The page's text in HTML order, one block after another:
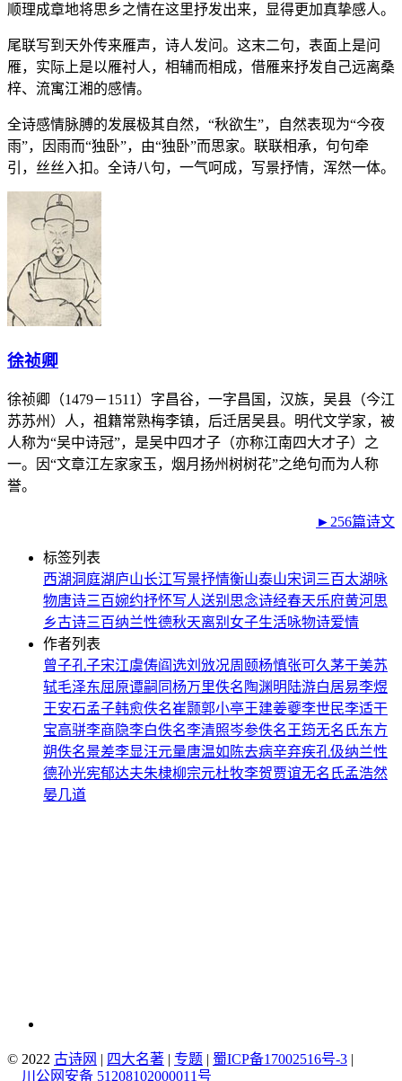
顺理成章地将思乡之情在这里抒发出来，显得更加真挚感人。
尾联写到天外传来雁声，诗人发问。这末二句，表面上是问
雁，实际上是以雁衬人，相辅而相成，借雁来抒发自己远离桑
梓、流寓江湘的感情。
全诗感情脉膊的发展极其自然，“秋欲生”，自然表现为“今夜
雨”，因雨而“独卧”，由“独卧”而思家。联联相承，句句牵
引，丝丝入扣。全诗八句，一气呵成，写景抒情，浑然一体。
徐祯卿
徐祯卿（1479－1511）字昌谷，一字昌国，汉族，吴县（今江
苏苏州）人，祖籍常熟梅李镇，后迁居吴县。明代文学家，被
人称为“吴中诗冠”，是吴中四才子（亦称江南四大才子）之
一。因“文章江左家家玉，烟月扬州树树花”之绝句而为人称
誉。
►256篇诗文
标签列表
西湖洞庭湖庐山长江写景抒情衡山泰山宋词三百太湖 咏
物唐诗三百婉约抒怀写人送别 思念诗经春天乐府黄河思
乡古诗三百纳兰性德秋天离别 女子生活咏物诗爱情
作者列表
曾子孔子宋江虞俦阎选刘攽况周颐杨慎张可久茅于美苏
轼毛泽东屈原谭嗣同杨万里佚名 陶渊明 陆游白居易李煜
王安石孟子韩愈佚名崔颢郭小亭王建姜夔李世民李适干
宝高骈李商隐李白佚名李清照岑参佚名 王筠无名氏东方
朔佚名景差李显汪元量唐温如 陈去病辛弃疾孔伋纳兰性
德孙光宪郁达夫朱棣柳宗元杜牧李贺贾谊无名氏孟浩然
晏几道
© 2022 古诗网 | 四大名著 | 专题 | 蜀ICP备17002516号-3 |
川公网安备 51208102000011号